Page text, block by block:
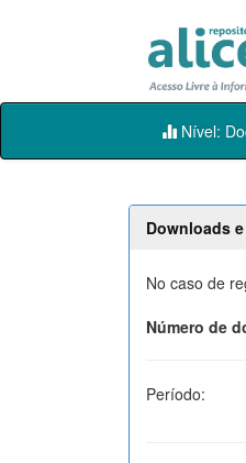
Skip
Nível:
Downloads
No caso de
Número de
Período: